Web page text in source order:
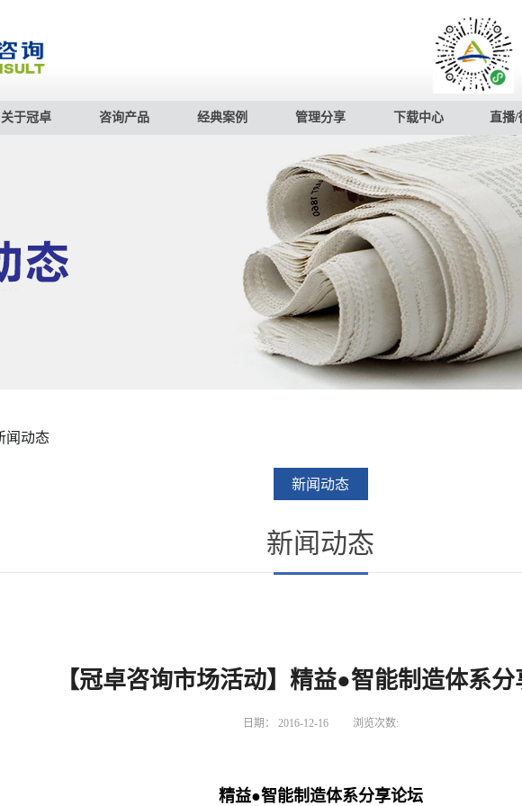
关于冠卓 咨询产品 经典案例 管理分享 下载中心 直播/
闻动态
新闻动态
新闻动态
【冠卓咨询市场活动】精益●智能制造体系
日期： 2016-12-16 浏览次数:
精益●智能制造体系分享论坛